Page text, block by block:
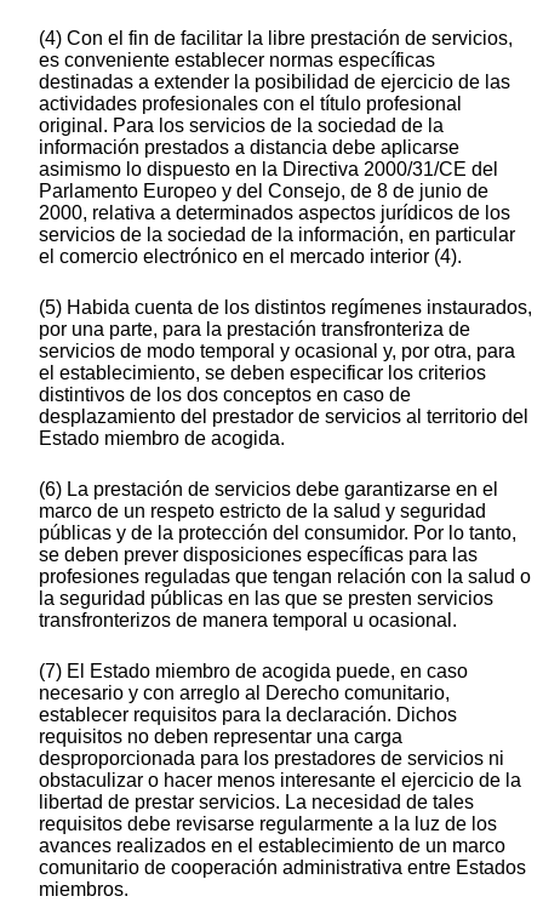
(4) Con el fin de facilitar la libre prestación de servicios,
es conveniente establecer normas específicas
destinadas a extender la posibilidad de ejercicio de las
actividades profesionales con el título profesional
original. Para los servicios de la sociedad de la
información prestados a distancia debe aplicarse
asimismo lo dispuesto en la Directiva 2000/31/CE del
Parlamento Europeo y del Consejo, de 8 de junio de
2000, relativa a determinados aspectos jurídicos de los
servicios de la sociedad de la información, en particular
el comercio electrónico en el mercado interior (4).
(5) Habida cuenta de los distintos regímenes instaurados,
por una parte, para la prestación transfronteriza de
servicios de modo temporal y ocasional y, por otra, para
el establecimiento, se deben especificar los criterios
distintivos de los dos conceptos en caso de
desplazamiento del prestador de servicios al territorio del
Estado miembro de acogida.
(6) La prestación de servicios debe garantizarse en el
marco de un respeto estricto de la salud y seguridad
públicas y de la protección del consumidor. Por lo tanto,
se deben prever disposiciones específicas para las
profesiones reguladas que tengan relación con la salud o
la seguridad públicas en las que se presten servicios
transfronterizos de manera temporal u ocasional.
(7) El Estado miembro de acogida puede, en caso
necesario y con arreglo al Derecho comunitario,
establecer requisitos para la declaración. Dichos
requisitos no deben representar una carga
desproporcionada para los prestadores de servicios ni
obstaculizar o hacer menos interesante el ejercicio de la
libertad de prestar servicios. La necesidad de tales
requisitos debe revisarse regularmente a la luz de los
avances realizados en el establecimiento de un marco
comunitario de cooperación administrativa entre Estados
miembros.